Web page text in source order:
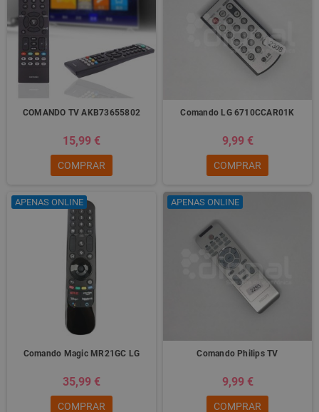
COMANDO TV AKB73655802
15,99 €
COMPRAR
Comando LG 6710CCAR01K
9,99 €
COMPRAR
APENAS ONLINE
Comando Magic MR21GC LG
35,99 €
COMPRAR
APENAS ONLINE
Comando Philips TV
9,99 €
COMPRAR